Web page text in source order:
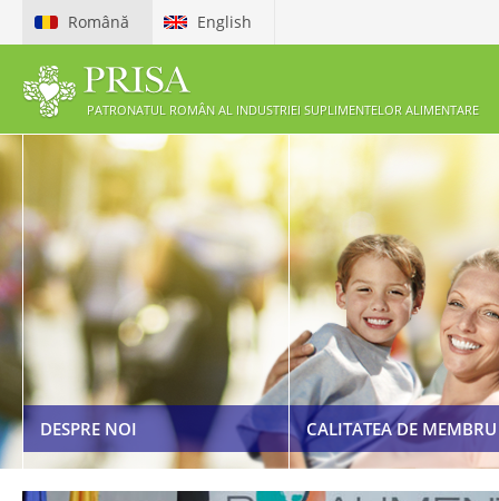
Română English
PATRONATUL ROMÂN AL INDUSTRIEI SUPLIMENTELOR ALIMENTARE
DESPRE NOI
PREZENTARE PRISA
BENEFICII MEMBRI
CERERE DE ADERARE LA PRISA
CALITATEA DE MEMBRU
ETICHETAREA ȘI
SUPLIMENTELOR
COD DE ETICĂ
LEGISLAȚIE